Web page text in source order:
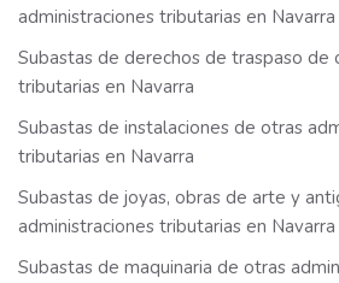
administraciones tributarias en Navarra
Subastas de derechos de traspaso de
tributarias en Navarra
Subastas de instalaciones de otras
tributarias en Navarra
Subastas de joyas, obras de arte y
administraciones tributarias en Navarra
Subastas de maquinaria de otras